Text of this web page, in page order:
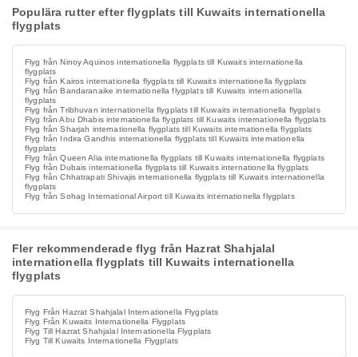
Populära rutter efter flygplats till Kuwaits internationella
flygplats
Flyg från Ninoy Aquinos internationella flygplats till Kuwaits internationella
flygplats
Flyg från Kairos internationella flygplats till Kuwaits internationella flygplats
Flyg från Bandaranaike internationella flygplats till Kuwaits internationella
flygplats
Flyg från Tribhuvan internationella flygplats till Kuwaits internationella flygplats
Flyg från Abu Dhabis internationella flygplats till Kuwaits internationella flygplats
Flyg från Sharjah internationella flygplats till Kuwaits internationella flygplats
Flyg från Indira Gandhis internationella flygplats till Kuwaits internationella
flygplats
Flyg från Queen Alia internationella flygplats till Kuwaits internationella flygplats
Flyg från Dubais internationella flygplats till Kuwaits internationella flygplats
Flyg från Chhatrapati Shivajis internationella flygplats till Kuwaits internationella
flygplats
Flyg från Sohag International Airport till Kuwaits internationella flygplats
Fler rekommenderade flyg från Hazrat Shahjalal
internationella flygplats till Kuwaits internationella
flygplats
Flyg Från Hazrat Shahjalal Internationella Flygplats
Flyg Från Kuwaits Internationella Flygplats
Flyg Till Hazrat Shahjalal Internationella Flygplats
Flyg Till Kuwaits Internationella Flygplats